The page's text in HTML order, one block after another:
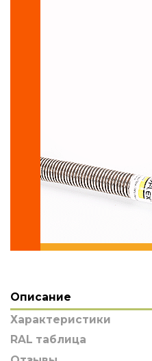
Описание
Характеристики
RAL таблица